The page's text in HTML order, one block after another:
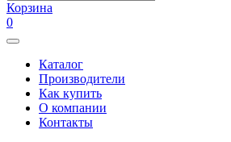
Корзина
0
Каталог
Производители
Как купить
О компании
Контакты